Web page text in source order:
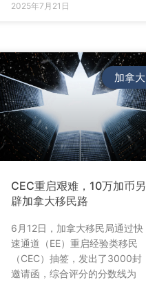
2025年7月21日
加拿大
CEC重启艰难，10万加币另
辟加拿大移民路
6月12日，加拿大移民局通过快
速通道（EE）重启经验类移民
（CEC）抽签，发出了3000封
邀请函，综合评分的分数线为